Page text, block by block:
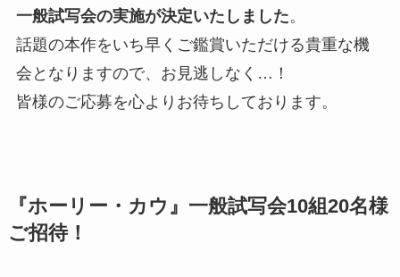
一般試写会の実施が決定いたしました。
話題の本作をいち早くご鑑賞いただける貴重な機
会となりますので、お見逃しなく…！
皆様のご応募を心よりお待ちしております。
『ホーリー・カウ』一般試写会10組20名様
ご招待！